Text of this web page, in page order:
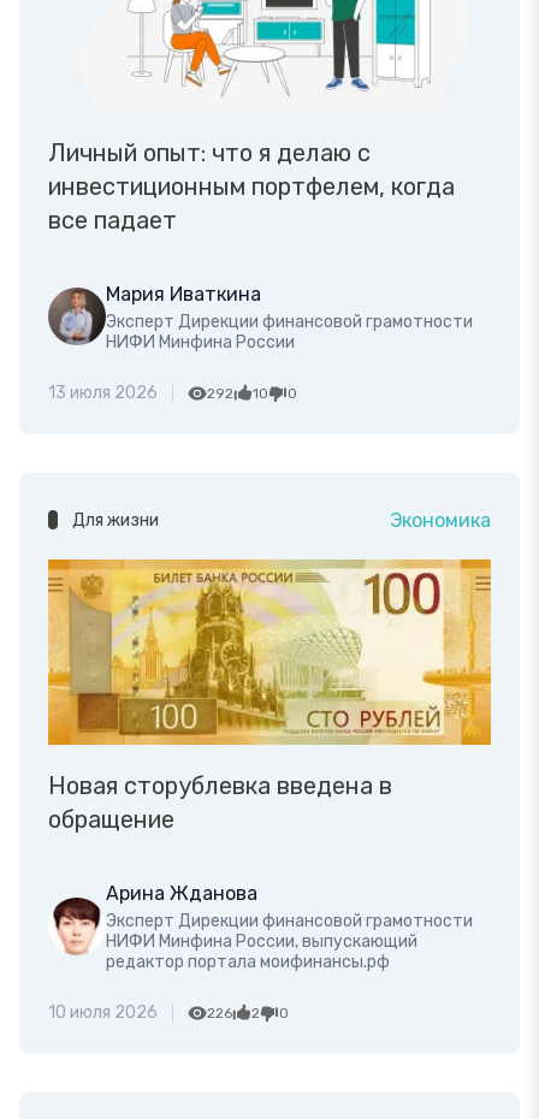
Личный опыт: что я делаю с
инвестиционным портфелем, когда
все падает
Мария Иваткина
Эксперт Дирекции финансовой грамотности
НИФИ Минфина России
13 июля 2026 292 10 0
Для жизни Экономика
Новая сторублевка введена в
обращение
Арина Жданова
Эксперт Дирекции финансовой грамотности
НИФИ Минфина России, выпускающий
редактор портала моифинансы.рф
10 июля 2026 226 2 0